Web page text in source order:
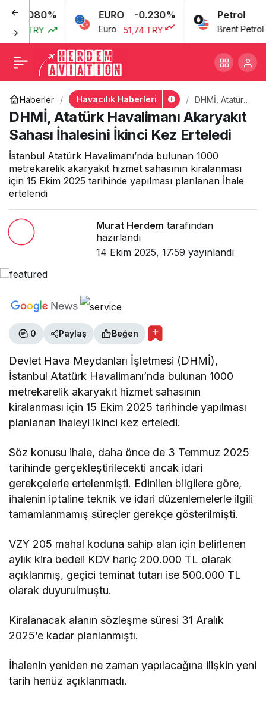
0.080%
TRY
EURO -0.230%
Euro 51,74 TRY
Petrol
Brent Petrol
Haberler Havacılık Haberleri
DHMİ, Atatürk
Havalimanı
Akaryakıt
Sahası
İhalesini İkinci
Kez Erteledi
DHMİ, Atatürk Havalimanı Akaryakıt
Sahası İhalesini İkinci Kez Erteledi
İstanbul Atatürk Havalimanı’nda bulunan 1000
metrekarelik akaryakıt hizmet sahasının kiralanması
için 15 Ekim 2025 tarihinde yapılması planlanan İhale
ertelendi
Murat Herdem tarafından
hazırlandı
14 Ekim 2025, 17:59 yayınlandı
0 Paylaş Beğen
Devlet Hava Meydanları İşletmesi (DHMİ),
İstanbul Atatürk Havalimanı’nda bulunan 1000
metrekarelik akaryakıt hizmet sahasının
kiralanması için 15 Ekim 2025 tarihinde yapılması
planlanan ihaleyi ikinci kez erteledi.
Söz konusu ihale, daha önce de 3 Temmuz 2025
tarihinde gerçekleştirilecekti ancak idari
gerekçelerle ertelenmişti. Edinilen bilgilere göre,
ihalenin iptaline teknik ve idari düzenlemelerle ilgili
tamamlanmamış süreçler gerekçe gösterilmişti.
VZY 205 mahal koduna sahip alan için belirlenen
aylık kira bedeli KDV hariç 200.000 TL olarak
açıklanmış, geçici teminat tutarı ise 500.000 TL
olarak duyurulmuştu.
Kiralanacak alanın sözleşme süresi 31 Aralık
2025’e kadar planlanmıştı.
İhalenin yeniden ne zaman yapılacağına ilişkin yeni
tarih henüz açıklanmadı.
DHMİ, Atatürk Havalimanı
Akaryakıt Sahası İhalesini
İkinci Kez Erteledi
- 0